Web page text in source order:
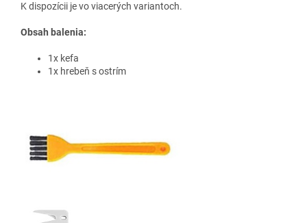
K dispozícii je vo viacerých variantoch.
Obsah balenia:
1x kefa
1x hrebeň s ostrím